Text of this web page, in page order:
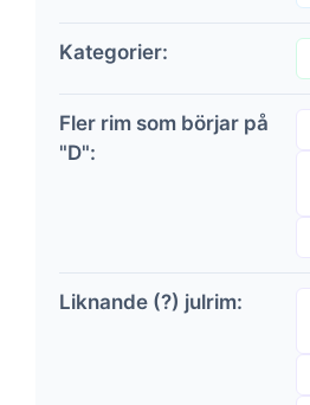
Kategorier:
Fler rim som börjar på
"D":
Liknande (?) julrim: